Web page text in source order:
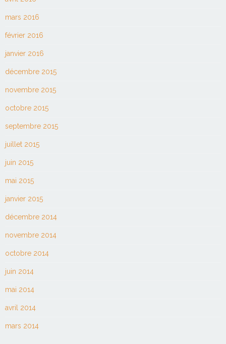
mars 2016
février 2016
janvier 2016
décembre 2015
novembre 2015
octobre 2015
septembre 2015
juillet 2015
juin 2015
mai 2015
janvier 2015
décembre 2014
novembre 2014
octobre 2014
juin 2014
mai 2014
avril 2014
mars 2014